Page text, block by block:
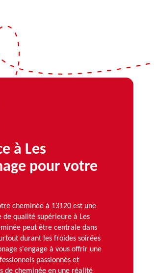
à Les
pour votre
cheminée à 13120 est une
qualité supérieure à Les
peut être centrale dans
durant les froides soirées
s'engage à vous offrir une
passionnés et
de cheminée en une réalité